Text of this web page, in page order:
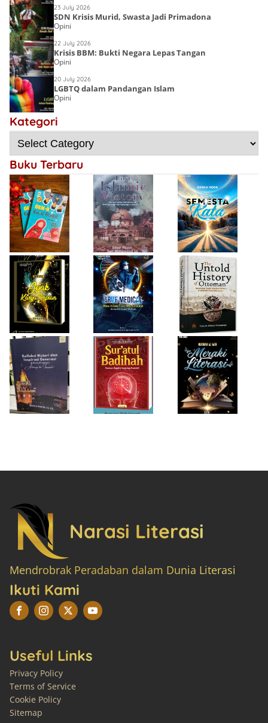
23 July 2026
SDN Krisis Murid, Swasta Jadi Primadona
Opini
22 July 2026
Krisis BBM: Bukti Negara Lepas Tangan
Opini
20 July 2026
LGBTQ dalam Pandangan Islam
Opini
Kategori
Buku Terbaru
Choirin Fitri
Resensi Buku
Gen-Q Kece Badai
Kemenangan
Isty Daiyah
Jejak Karya Impian
Firda Umayah
True Medical,
Bukan Sekadar
Buku Medis
Haifa Eimaan
The Untold
History of
Ottoman
Desi Wulan Sari
Refleksi Histori
dan Inspirasi
Generasi di Masa
Pandemi
“Achieving the
Impossible”
Firda Umayah
Sur'atul Badihah,
Panduan Berpikir
Cepat dan
Produktif
Sartinah
Rempaka
Literasiku
Narasi Literasi
Mendrobrak Peradaban dalam Dunia Literasi
Ikuti Kami
Useful Links
Privacy Policy
Terms of Service
Cookie Policy
Sitemap